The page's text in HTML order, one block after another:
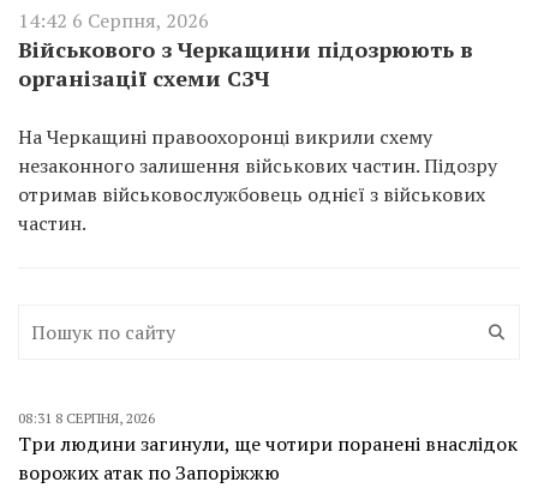
14:42 6 Серпня, 2026
Військового з Черкащини підозрюють в
організації схеми СЗЧ
На Черкащині правоохоронці викрили схему
незаконного залишення військових частин. Підозру
отримав військовослужбовець однієї з військових
частин.
08:31 8 СЕРПНЯ, 2026
Три людини загинули, ще чотири поранені внаслідок
ворожих атак по Запоріжжю